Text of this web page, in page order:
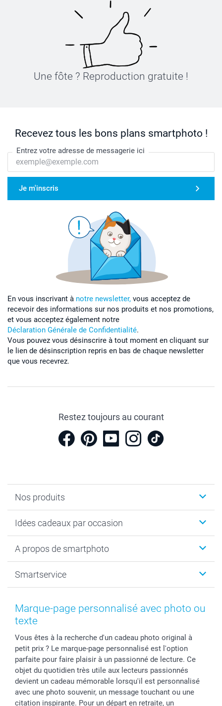
Une fôte ? Reproduction gratuite !
Recevez tous les bons plans smartphoto !
Entrez votre adresse de messagerie ici
Je m'inscris
En vous inscrivant à notre newsletter, vous acceptez de
recevoir des informations sur nos produits et nos promotions,
et vous acceptez également notre
Déclaration Générale de Confidentialité.
Vous pouvez vous désinscrire à tout moment en cliquant sur
le lien de désinscription repris en bas de chaque newsletter
que vous recevrez.
Restez toujours au courant
Nos produits
Calendrier photo & Agenda photo
Tirage photo & agrandissement
Faire-part & Cartes
Coques smartphone
Stickers & Etiquettes
Dénicheur d'idées cadeau
Idées cadeaux par occasion
Anniversaire
Naissance & baptême
Fête des Mères
Fête des Pères
Baptême
Toussaint
Rentrée des classes
Saint-Valentin
Vacances
A propos de smartphoto
Plan du site
Droit de rétraction
Plaintes
Gestion des cookies
Tarifs
Partenariats & Influence
Investisseurs
Smartservice
Aide
smartbonus
Livraison
Modes de paiement
Grandes quantités
Statut de ma commande
Marque-page personnalisé avec photo ou
texte
Vous êtes à la recherche d'un cadeau photo original à
petit prix ? Le marque-page personnalisé est l'option
parfaite pour faire plaisir à un passionné de lecture. Ce
objet du quotidien très utile aux lecteurs passionnés
devient un cadeau mémorable lorsqu'il est personnalisé
avec une photo souvenir, un message touchant ou une
citation inspirante. Pour un départ en retraite, un